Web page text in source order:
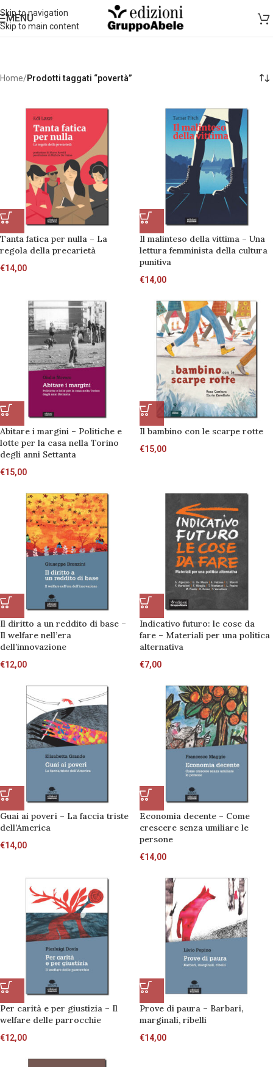
Skip to navigation
Skip to main content
MENU
Home/Prodotti taggati “povertà”
Tanta fatica per nulla – La
regola della precarietà
€14,00
Il malinteso della vittima – Una
lettura femminista della cultura
punitiva
€14,00
Abitare i margini – Politiche e
lotte per la casa nella Torino
degli anni Settanta
€15,00
Il bambino con le scarpe rotte
€15,00
Il diritto a un reddito di base –
Il welfare nell’era
dell’innovazione
€12,00
Indicativo futuro: le cose da
fare – Materiali per una politica
alternativa
€7,00
Guai ai poveri – La faccia triste
dell’America
€14,00
Economia decente – Come
crescere senza umiliare le
persone
€14,00
Per carità e per giustizia – Il
welfare delle parrocchie
€12,00
Prove di paura – Barbari,
marginali, ribelli
€14,00